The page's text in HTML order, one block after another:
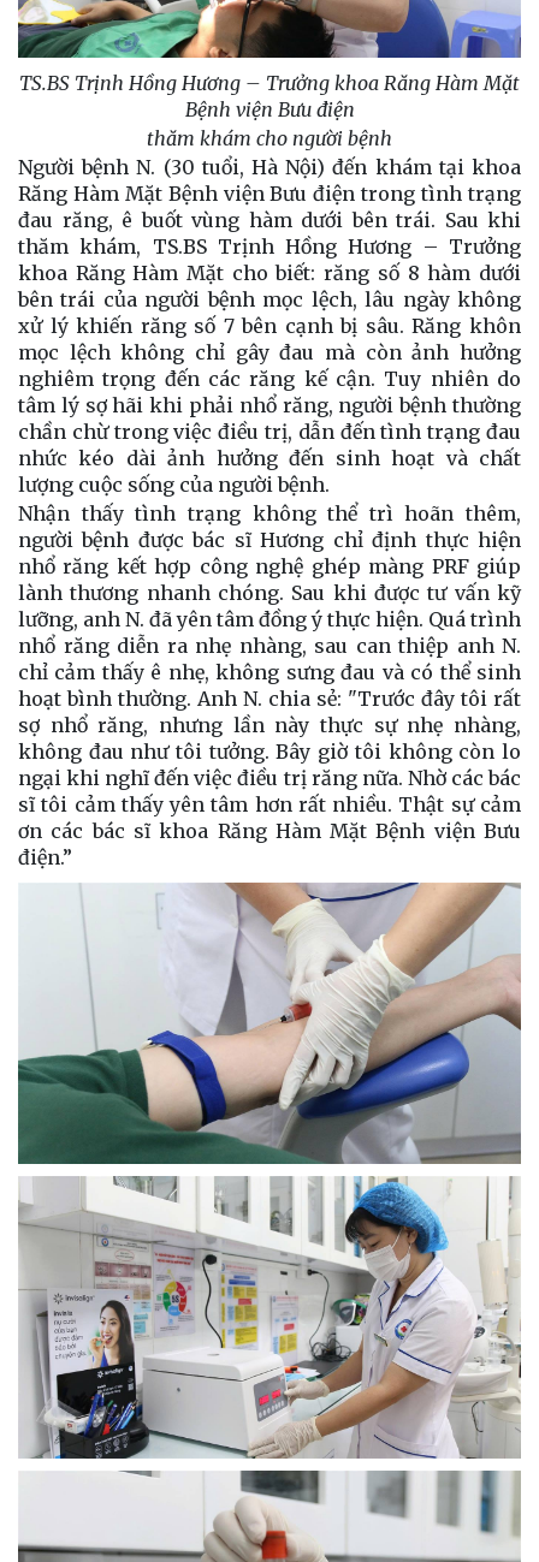
TS.BS Trịnh Hồng Hương – Trưởng khoa Răng Hàm Mặt
Bệnh viện Bưu điện
thăm khám cho người bệnh
Người bệnh N. (30 tuổi, Hà Nội) đến khám tại khoa
Răng Hàm Mặt Bệnh viện Bưu điện trong tình trạng
đau răng, ê buốt vùng hàm dưới bên trái. Sau khi
thăm khám, TS.BS Trịnh Hồng Hương – Trưởng
khoa Răng Hàm Mặt cho biết: răng số 8 hàm dưới
bên trái của người bệnh mọc lệch, lâu ngày không
xử lý khiến răng số 7 bên cạnh bị sâu. Răng khôn
mọc lệch không chỉ gây đau mà còn ảnh hưởng
nghiêm trọng đến các răng kế cận. Tuy nhiên do
tâm lý sợ hãi khi phải nhổ răng, người bệnh thường
chần chừ trong việc điều trị, dẫn đến tình trạng đau
nhức kéo dài ảnh hưởng đến sinh hoạt và chất
lượng cuộc sống của người bệnh.
Nhận thấy tình trạng không thể trì hoãn thêm,
người bệnh được bác sĩ Hương chỉ định thực hiện
nhổ răng kết hợp công nghệ ghép màng PRF giúp
lành thương nhanh chóng. Sau khi được tư vấn kỹ
lưỡng, anh N. đã yên tâm đồng ý thực hiện. Quá trình
nhổ răng diễn ra nhẹ nhàng, sau can thiệp anh N.
chỉ cảm thấy ê nhẹ, không sưng đau và có thể sinh
hoạt bình thường. Anh N. chia sẻ: "Trước đây tôi rất
sợ nhổ răng, nhưng lần này thực sự nhẹ nhàng,
không đau như tôi tưởng. Bây giờ tôi không còn lo
ngại khi nghĩ đến việc điều trị răng nữa. Nhờ các bác
sĩ tôi cảm thấy yên tâm hơn rất nhiều. Thật sự cảm
ơn các bác sĩ khoa Răng Hàm Mặt Bệnh viện Bưu
điện.”